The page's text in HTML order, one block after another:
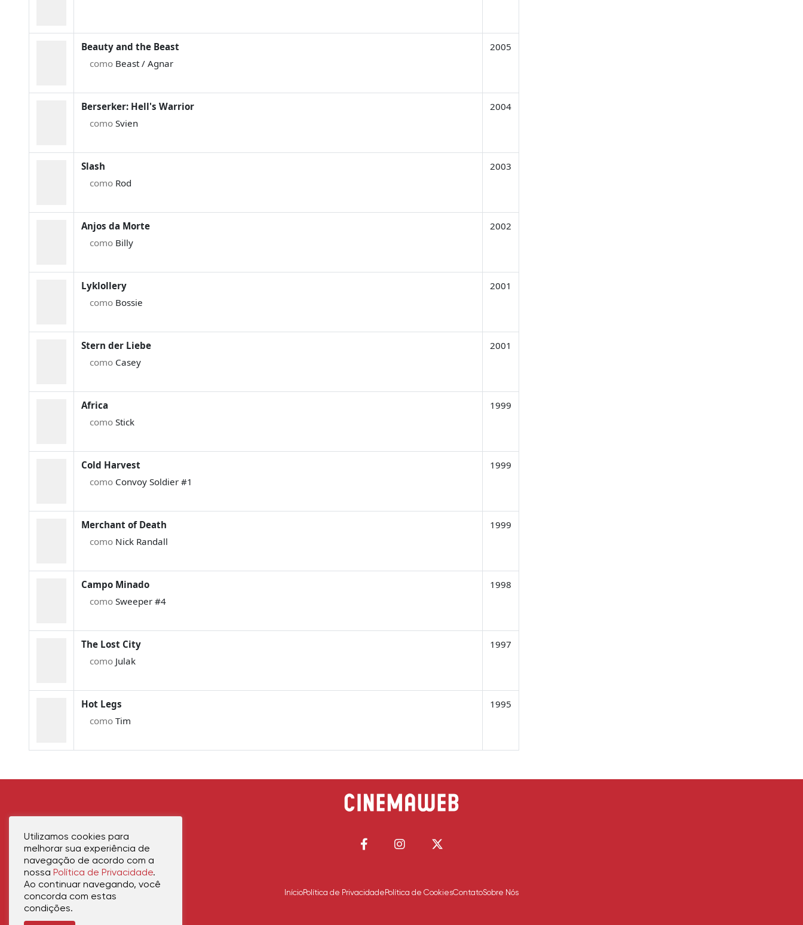
Beauty and the Beast
como Beast / Agnar
2005
Berserker: Hell's Warrior
como Svien
2004
Slash
como Rod
2003
Anjos da Morte
como Billy
2002
Lyklollery
como Bossie
2001
Stern der Liebe
como Casey
2001
Africa
como Stick
1999
Cold Harvest
como Convoy Soldier #1
1999
Merchant of Death
como Nick Randall
1999
Campo Minado
como Sweeper #4
1998
The Lost City
como Julak
1997
Hot Legs
como Tim
1995
InícioPolítica de Privacidade Política de CookiesContatoSobre Nós
Utilizamos cookies para
melhorar sua experiência de
navegação de acordo com a
nossa Política de Privacidade.
Ao continuar navegando, você
concorda com estas
condições.